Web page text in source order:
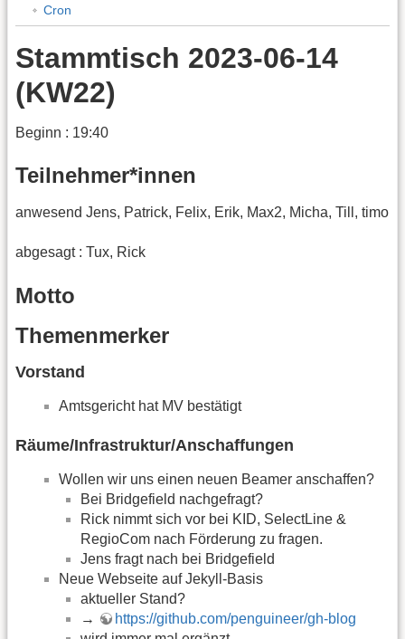
Cron
Stammtisch 2023-06-14
(KW22)
Beginn : 19:40
Teilnehmer*innen
anwesend Jens, Patrick, Felix, Erik, Max2, Micha, Till, timo
abgesagt : Tux, Rick
Motto
Themenmerker
Vorstand
Amtsgericht hat MV bestätigt
Räume/Infrastruktur/Anschaffungen
Wollen wir uns einen neuen Beamer anschaffen?
Bei Bridgefield nachgefragt?
Rick nimmt sich vor bei KID, SelectLine &
RegioCom nach Förderung zu fragen.
Jens fragt nach bei Bridgefield
Neue Webseite auf Jekyll-Basis
aktueller Stand?
→
https://github.com/penguineer/gh-blog